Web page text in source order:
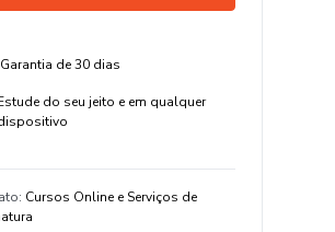
Garantia de 30 dias
do seu jeito e em qualquer
: Cursos Online e Serviços de